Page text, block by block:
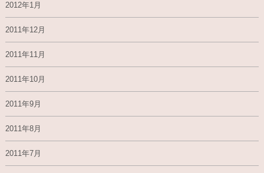
2012年1月
2011年12月
2011年11月
2011年10月
2011年9月
2011年8月
2011年7月